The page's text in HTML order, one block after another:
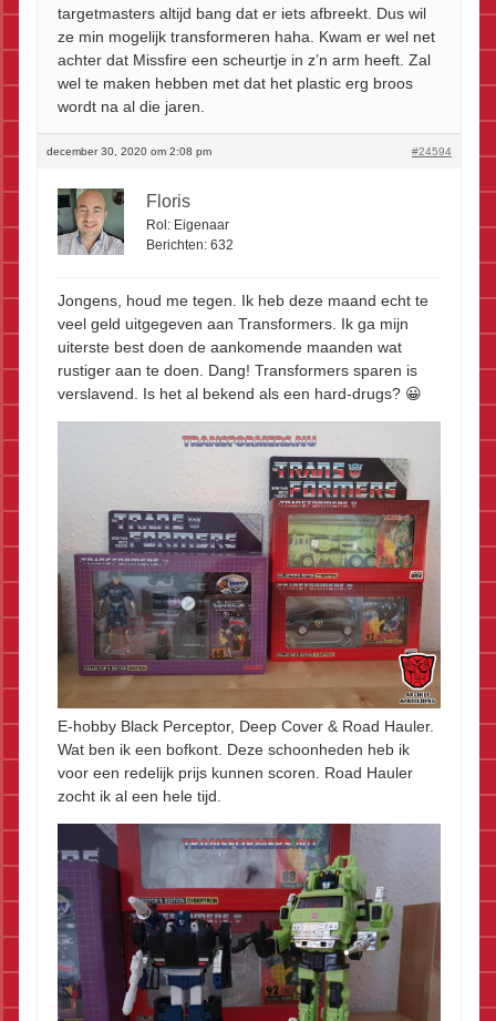
targetmasters altijd bang dat er iets afbreekt. Dus wil
ze min mogelijk transformeren haha. Kwam er wel net
achter dat Missfire een scheurtje in z’n arm heeft. Zal
wel te maken hebben met dat het plastic erg broos
wordt na al die jaren.
december 30, 2020 om 2:08 pm #24594
Floris
Rol: Eigenaar
Berichten: 632
Jongens, houd me tegen. Ik heb deze maand echt te
veel geld uitgegeven aan Transformers. Ik ga mijn
uiterste best doen de aankomende maanden wat
rustiger aan te doen. Dang! Transformers sparen is
verslavend. Is het al bekend als een hard-drugs? 😀
E-hobby Black Perceptor, Deep Cover & Road Hauler.
Wat ben ik een bofkont. Deze schoonheden heb ik
voor een redelijk prijs kunnen scoren. Road Hauler
zocht ik al een hele tijd.